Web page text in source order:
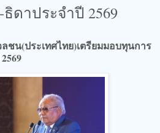
ดาประจำปี 2569
ชน(ประเทศไทย)เตรียมมอบทุนการ